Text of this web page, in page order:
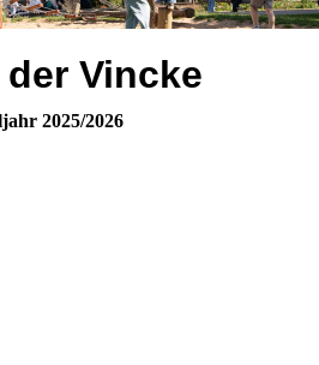
Vincke
2025/2026